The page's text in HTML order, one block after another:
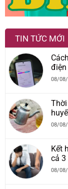
TIN TỨC MỚI
điện
08/
08/
Kết
cả 3
08/